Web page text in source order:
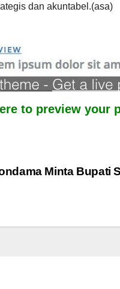
dan akuntabel.(asa)
to preview your
Minta Bupati